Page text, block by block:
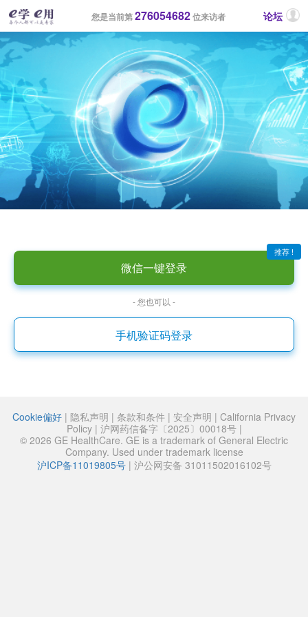
您是当前第276054682位来访者 论坛
推荐 !
微信一键登录
- 您也可以 -
手机验证码登录
Cookie偏好 | 隐私声明 | 条款和条件 | 安全声明 | California Privacy
Policy| 沪网药信备字〔2025〕00018号|
© 2026 GE HealthCare. GE is a trademark of General Electric
Company. Used under trademark license
沪ICP备11019805号| 沪公网安备 31011502016102号